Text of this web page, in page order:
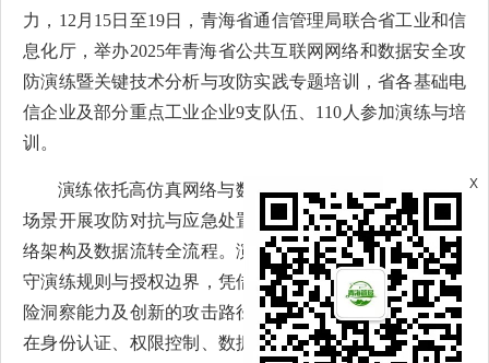
力，12月15日至19日，青海省通信管理局联合省工业和信
息化厅，举办2025年青海省公共互联网网络和数据安全攻
防演练暨关键技术分析与攻防实践专题培训，省各基础电
信企业及部分重点工业企业9支队伍、110人参加演练与培
训。
演练依托高仿真网络与数据安全靶场，聚焦真实业务
场景开展攻防对抗与应急处置实操，精准还原典型企业网
络架构及数据流转全流程。演练期间，各参演队伍严格遵
守演练规则与授权边界，凭借扎实的技术功底、敏锐的风
险洞察能力及创新的攻击路径设计，全面检验了靶标系统
在身份认证、权限控制、数据加密、日志审计等关键环节
X